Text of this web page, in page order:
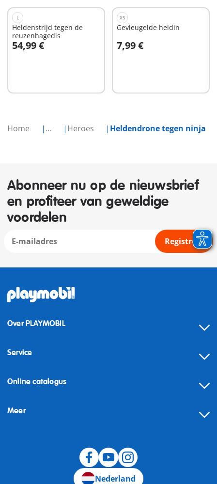
Home ... Heroes Heldendrone tegen ninja
L
Heldenstrijd tegen de
reuzenhagedis
54,99 €
In winkelwagen
XS
Gevleugelde heldin
7,99 €
In winkelwagen
Abonneer nu op de nieuwsbrief
en profiteer van geweldige
voordelen
Registreer
Over PLAYMOBIL
Service
Online catalogus
Meer
Nederland